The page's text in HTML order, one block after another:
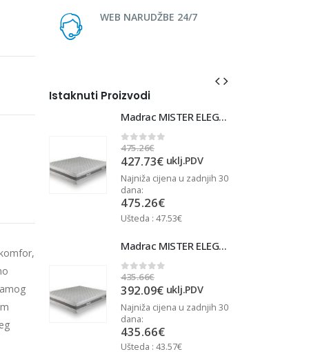
WEB NARUDŽBE 24/7
Istaknuti Proizvodi
30
Madrac MISTER ELEGANCE 90x220
0out of 5
475.26€
427.73€ uklj.PDV
Najniža cijena u zadnjih 30
dana:
475.26€
Ušteda : 47.53€
Madrac MISTER ELEGANCE 90x210
0out of 5
435.66€
392.09€ uklj.PDV
Najniža cijena u zadnjih 30
dana:
435.66€
Ušteda : 43.57€